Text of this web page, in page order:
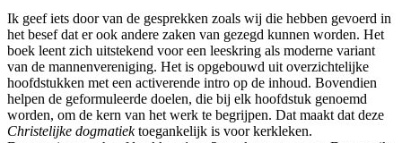
Ik geef iets door van de gesprekken zoals wij die hebben gevoerd in
het besef dat er ook andere zaken van gezegd kunnen worden. Het
boek leent zich uitstekend voor een leeskring als moderne variant
van de mannenvereniging. Het is opgebouwd uit overzichtelijke
hoofdstukken met een activerende intro op de inhoud. Bovendien
helpen de geformuleerde doelen, die bij elk hoofdstuk genoemd
worden, om de kern van het werk te begrijpen. Dat maakt dat deze
Christelijke dogmatiektoegankelijk is voor kerkleken.